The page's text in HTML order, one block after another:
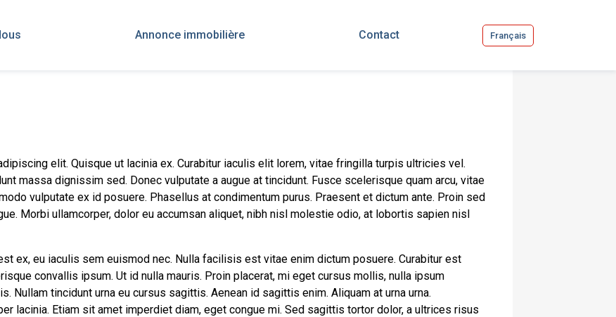
Annonce immobilière Contact Français
elit. Quisque ut lacinia ex. Curabitur iaculis elit lorem, vitae fringilla turpis ultricies vel.
massa dignissim sed. Donec vulputate a augue at tincidunt. Fusce scelerisque quam arcu, vitae
vulputate ex id posuere. Phasellus at condimentum purus. Praesent et dictum ante. Proin sed
Morbi ullamcorper, dolor eu accumsan aliquet, nibh nisl molestie odio, at lobortis sapien nisl
ex, eu iaculis sem euismod nec. Nulla facilisis est vitae enim dictum posuere. Curabitur est
convallis ipsum. Ut id nulla mauris. Proin placerat, mi eget cursus mollis, nulla ipsum
Nullam tincidunt urna eu cursus sagittis. Aenean id sagittis enim. Aliquam at urna urna.
lacinia. Etiam sit amet imperdiet diam, eget congue mi. Sed sagittis tortor dolor, a ultrices risus